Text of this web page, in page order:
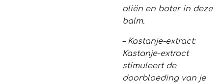
oliën en boter in deze
balm.
– Kastanje-extract:
Kastanje-extract
stimuleert de
doorbloeding van je